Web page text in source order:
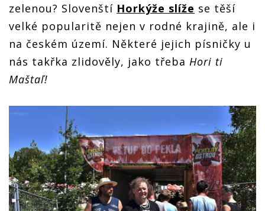
zelenou? Slovenští Horkýže slíže se těší
velké popularitě nejen v rodné krajině, ale i
na českém území. Některé jejich písničky u
nás takřka zlidověly, jako třeba Hori ti
Maštaľ!